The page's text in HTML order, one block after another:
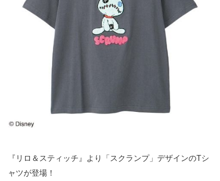
『リロ＆スティッチ』より「スクランプ」デザインのTシ
ャツが登場！